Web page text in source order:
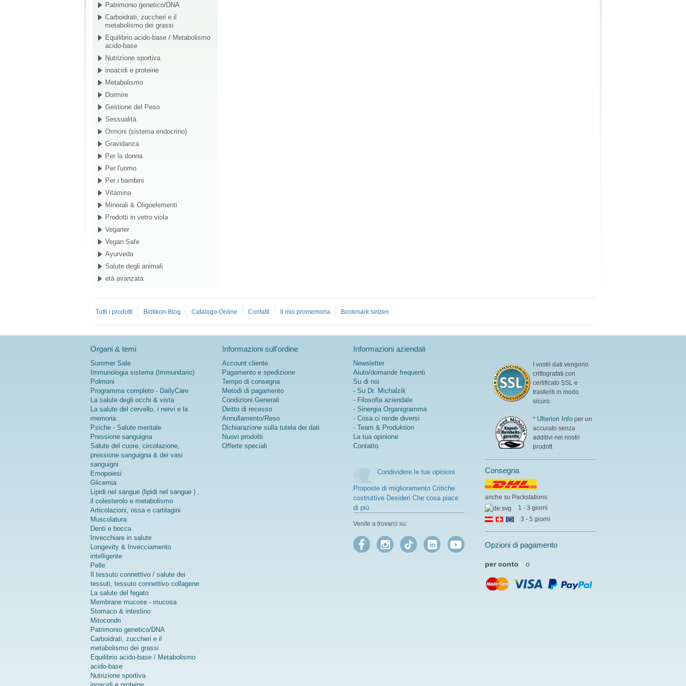
Patrimonio genetico/DNA
Carboidrati, zuccheri e il
metabolismo dei grassi
Equilibrio acido-base / Metabolismo
acido-base
Nutrizione sportiva
inoacidi e proteine
Metabolismo
Dormire
Gestione del Peso
Sessualità
Ormoni (sistema endocrino)
Gravidanza
Per la donna
Per l'uomo
Per i bambini
Vitamina
Minerali & Oligoelementi
Prodotti in vetro viola
Veganer
Vegan Safe
Ayurveda
Salute degli animali
età avanzata
Tutti i prodotti Biotikon-Blog Catalogo-Online Contatti Il mio promemoria Bookmark setzen
Organi & temi
Summer Sale
Immunologia sistema (Immunitario)
Polmoni
Programma completo - DailyCare
La salute degli occhi & vista
La salute del cervello, i nervi e la
memoria
Psiche - Salute mentale
Pressione sanguigna
Salute del cuore, circolazione,
pressione sanguigna & dei vasi
sanguigni
Emopoiesi
Glicemia
Lipidi nel sangue (lipidi nel sangue ) ,
il colesterolo e metabolismo
Articolazioni, ossa e cartilagini
Muscolatura
Denti e bocca
Invecchiare in salute
Longevity & Invecciamento
intelligente
Pelle
Il tessuto connettivo / salute dei
tessuti, tessuto connettivo collagene
La salute del fegato
Membrane mucose - mucosa
Stomaco & intestino
Mitocondri
Patrimonio genetico/DNA
Carboidrati, zuccheri e il
metabolismo dei grassi
Equilibrio acido-base / Metabolismo
acido-base
Nutrizione sportiva
Informazioni sull'ordine
Account cliente
Pagamento e spedizione
Tempo di consegna
Metodi di pagamento
Condizioni Generali
Diritto di recesso
Annullamento/Reso
Dichiarazione sulla tutela dei dati
Nuovi prodotti
Offerte speciali
Informazioni aziendali
Newsletter
Aiuto/domande frequenti
Su di noi
- Su Dr. Michalzik
- Filosofia aziendale
- Sinergia Organigramma
- Cosa ci rende diversi
- Team & Produktion
La tua opinione
Contatto
Condividere le tue opinioni
Proposte di miglioramento Critiche
costruttive Desideri Che cosa piace
di più
Venite a trovarci su:
I vostri dati vengono
crittografati con
certificato SSL e
trasferiti in modo
sicuro.
* Ulteriori Info per un
accurato senza
additivi nei nostri
prodott
Consegna
anche su Packstations
1 - 3 giorni
3 - 5 giorni
Opzioni di pagamento
per conto o